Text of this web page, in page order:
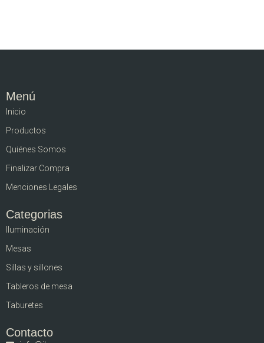
Menú
Inicio
Productos
Quiénes Somos
Finalizar Compra
Menciones Legales
Categorias
Iluminación
Mesas
Sillas y sillones
Tableros de mesa
Taburetes
Contacto